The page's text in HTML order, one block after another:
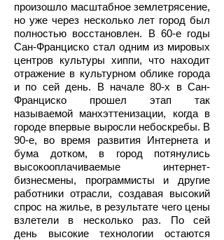
произошло масштабное землетрясение,
но уже через несколько лет город был
полностью восстановлен. В 60-е годы
Сан-Франциско стал одним из мировых
центров культуры хиппи, что находит
отражение в культурном облике города
и по сей день. В начале 80-х в Сан-
Франциско прошел этап так
называемой манхэттенизации, когда в
городе впервые выросли небоскребы. В
90-е, во время развития Интернета и
бума дотком, в город потянулись
высокооплачиваемые интернет-
бизнесмены, программисты и другие
работники отрасли, создавая высокий
спрос на жилье, в результате чего цены
взлетели в несколько раз. По сей
день высокие технологии остаются